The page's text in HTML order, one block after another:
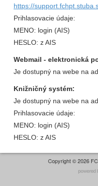
https://
Prihlasovacie údaje:
MENO: login (AIS)
HESLO: z AIS
Webmail - elektronická
Je dostupný na webe na
Knižničný systém:
Je dostupný na webe na
Prihlasovacie údaje:
MENO: login (AIS)
HESLO: z AIS
Copyright © 2026